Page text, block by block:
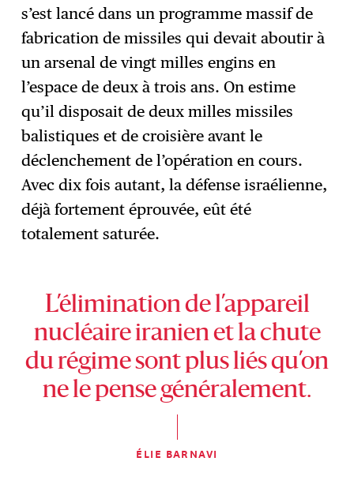
s’est lancé dans un programme massif de
fabrication de missiles qui devait aboutir à
un arsenal de vingt milles engins en
l’espace de deux à trois ans. On estime
qu’il disposait de deux milles missiles
balistiques et de croisière avant le
déclenchement de l’opération en cours.
Avec dix fois autant, la défense israélienne,
déjà fortement éprouvée, eût été
totalement saturée.
L’élimination de l’appareil
nucléaire iranien et la chute
du régime sont plus liés qu’on
ne le pense généralement.
ÉLIE BARNAVI